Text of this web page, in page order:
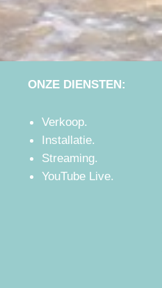
ONZE DIENSTEN:
Verkoop.
Installatie.
Streaming.
YouTube Live.